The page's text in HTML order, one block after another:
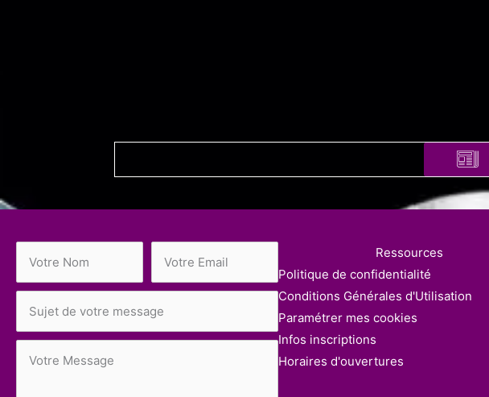
Ressources
Politique de confidentialité
Conditions Générales d'Utilisation
Paramétrer mes cookies
Infos inscriptions
Horaires d'ouvertures